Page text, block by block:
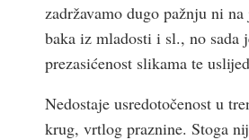
zadržavamo dugo pažnju ni
baka iz mladosti i sl., no sada
prezasićenost slikama te
Nedostaje usredotočenost u
krug, vrtlog praznine. Stoga